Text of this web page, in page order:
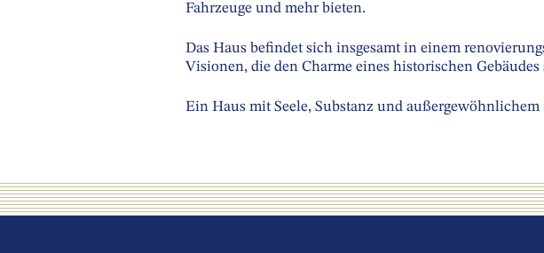
Fahrzeuge und mehr bieten.
Das Haus befindet sich insgesamt in einem
Visionen, die den Charme eines historischen
Ein Haus mit Seele, Substanz und